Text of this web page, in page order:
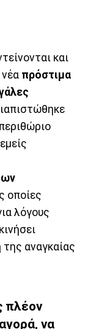
και
πρόστιμα
οποίες
λόγους
αναγκαίας
πλέον
να